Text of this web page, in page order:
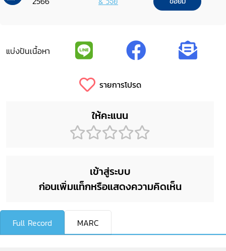
แบ่งปันเนื้อหา
รายการโปรด
ให้คะแนน
เข้าสู่ระบบ
ก่อนเพิ่มแท็กหรือแสดงความคิดเห็น
Full Record MARC